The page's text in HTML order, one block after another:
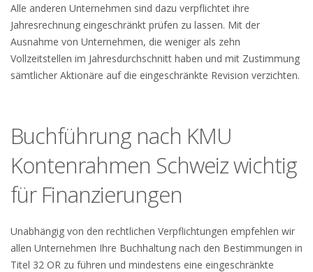
Alle anderen Unternehmen sind dazu verpflichtet ihre
Jahresrechnung eingeschränkt prüfen zu lassen. Mit der
Ausnahme von Unternehmen, die weniger als zehn
Vollzeitstellen im Jahresdurchschnitt haben und mit Zustimmung
sämtlicher Aktionäre auf die eingeschränkte Revision verzichten.
Buchführung nach KMU
Kontenrahmen Schweiz wichtig
für Finanzierungen
Unabhängig von den rechtlichen Verpflichtungen empfehlen wir
allen Unternehmen Ihre Buchhaltung nach den Bestimmungen in
Titel 32 OR zu führen und mindestens eine eingeschränkte